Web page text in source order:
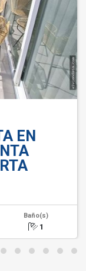
EN
Baño(s)
1